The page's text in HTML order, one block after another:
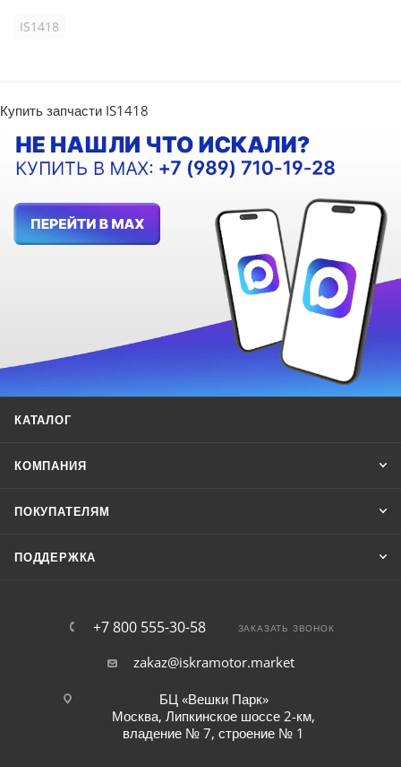
IS1418
Купить запчасти IS1418
КАТАЛОГ
КОМПАНИЯ
ПОКУПАТЕЛЯМ
ПОДДЕРЖКА
+7 800 555-30-58 ЗАКАЗАТЬ ЗВОНОК
zakaz@iskramotor.market
БЦ «Вешки Парк»
Москва, Липкинское шоссе 2-км,
владение № 7, строение № 1